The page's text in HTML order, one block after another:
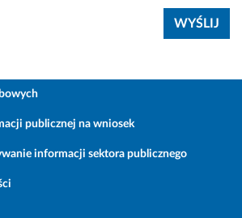
publicznej na wniosek
informacji sektora publicznego